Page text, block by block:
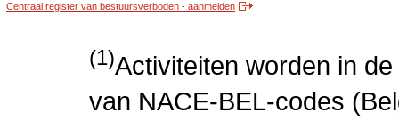
Centraal register van bestuursverboden - aanmelden
(1)Activiteiten worden in
van NACE-BEL-codes